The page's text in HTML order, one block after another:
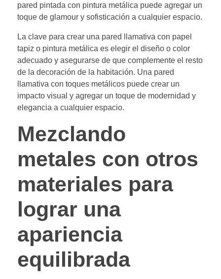
pared pintada con pintura metálica puede agregar un
toque de glamour y sofisticación a cualquier espacio.
La clave para crear una pared llamativa con papel
tapiz o pintura metálica es elegir el diseño o color
adecuado y asegurarse de que complemente el resto
de la decoración de la habitación. Una pared
llamativa con toques metálicos puede crear un
impacto visual y agregar un toque de modernidad y
elegancia a cualquier espacio.
Mezclando
metales con otros
materiales para
lograr una
apariencia
equilibrada